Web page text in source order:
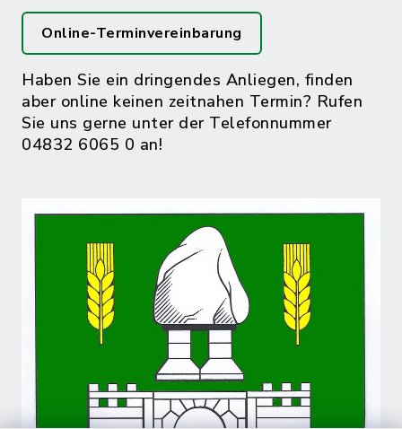
Online-Terminvereinbarung
Haben Sie ein dringendes Anliegen, finden
aber online keinen zeitnahen Termin? Rufen
Sie uns gerne unter der Telefonnummer
04832 6065 0 an!